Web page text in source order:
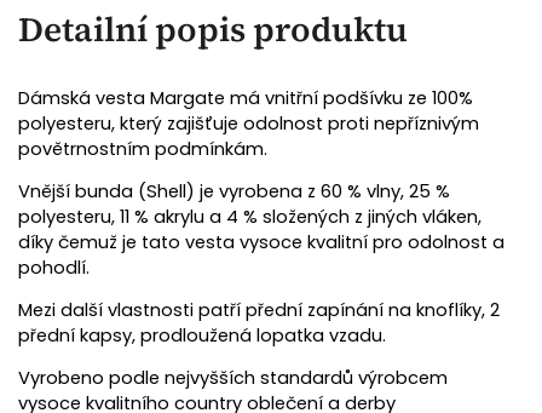
Detailní popis produktu
Dámská vesta Margate má vnitřní podšívku ze 100%
polyesteru, který zajišťuje odolnost proti nepříznivým
povětrnostním podmínkám.
Vnější bunda (Shell) je vyrobena z 60 % vlny, 25 %
polyesteru, 11 % akrylu a 4 % složených z jiných vláken,
díky čemuž je tato vesta vysoce kvalitní pro odolnost a
pohodlí.
Mezi další vlastnosti patří přední zapínání na knoflíky, 2
přední kapsy, prodloužená lopatka vzadu.
Vyrobeno podle nejvyšších standardů výrobcem
vysoce kvalitního country oblečení a derby